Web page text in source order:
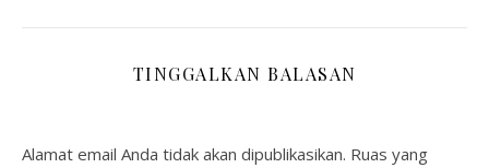
TINGGALKAN BALASAN
Alamat email Anda tidak akan dipublikasikan. Ruas yang